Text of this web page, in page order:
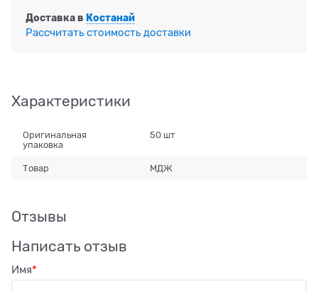
Доставка в Костанай
Рассчитать стоимость доставки
Характеристики
Оригинальная
упаковка
50 шт
Товар МДЖ
Отзывы
Написать отзыв
Имя